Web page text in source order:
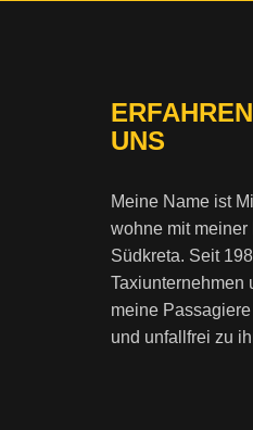
UNS
Meine Name ist
wohne mit
Südkreta. Seit
Taxiunternehmen
meine
und unfallfrei zu